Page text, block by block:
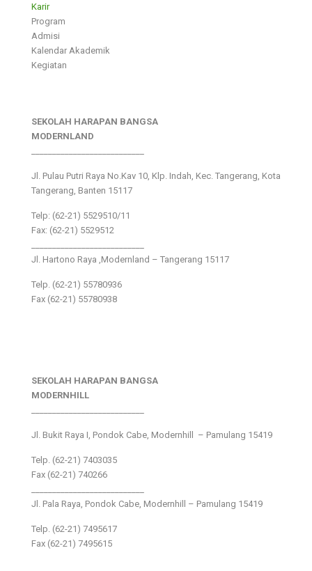
Karir
Program
Admisi
Kalendar Akademik
Kegiatan
SEKOLAH HARAPAN BANGSA
MODERNLAND
Jl. Pulau Putri Raya No.Kav 10, Klp. Indah, Kec. Tangerang, Kota
Tangerang, Banten 15117
Telp: (62-21) 5529510/11
Fax: (62-21) 5529512
Jl. Hartono Raya ,Modernland – Tangerang 15117
Telp. (62-21) 55780936
Fax (62-21) 55780938
SEKOLAH HARAPAN BANGSA
MODERNHILL
Jl. Bukit Raya I, Pondok Cabe, Modernhill – Pamulang 15419
Telp. (62-21) 7403035
Fax (62-21) 740266
Jl. Pala Raya, Pondok Cabe, Modernhill – Pamulang 15419
Telp. (62-21) 7495617
Fax (62-21) 7495615